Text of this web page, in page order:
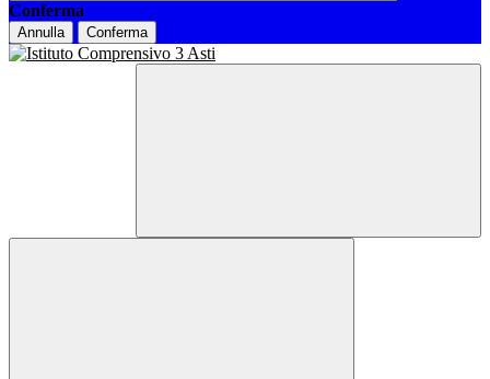
Conferma
Annulla Conferma